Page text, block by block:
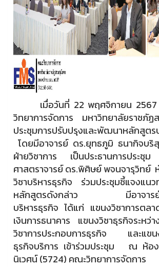
เมื่อวันที่ 22 พฤศจิกายน 2567
วิทยาการจัดการ มหาวิทยาลัยราชภั
ประชุมการปรับปรุงและพัฒนาหลักสูตร
โดยมีอาจารย์ ดร.ยุทธภูมิ ธนากิจบ
ฝ่ายวิชาการ เป็นประธานการประชุ
ศาสตราจารย์ ดร.พิศิษย์ พจนจารุวิทย์
วิชาบริหารธุรกิจ ร่วมประชุมชี้แจงแนว
หลักสูตรดังกล่าว มีอาจารย์ป
บริหารธุรกิจ ได้แก่ แขนงวิชาการตล
เงินการธนาคาร แขนงวิชาธุรกิจระหว่
วิชาการประกอบการธุรกิจ และแขน
ธุรกิจบริการ เข้าร่วมประชุม ณ ห้อ
นิเวศน์ (5724) คณะวิทยาการจัดการ